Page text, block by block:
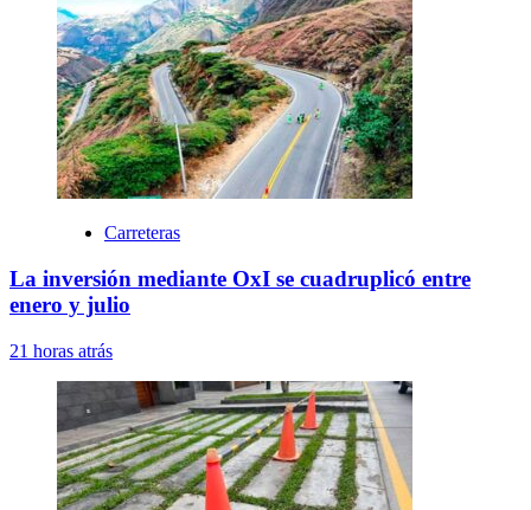
Carreteras
La inversión mediante OxI se cuadruplicó entre
enero y julio
21 horas atrás